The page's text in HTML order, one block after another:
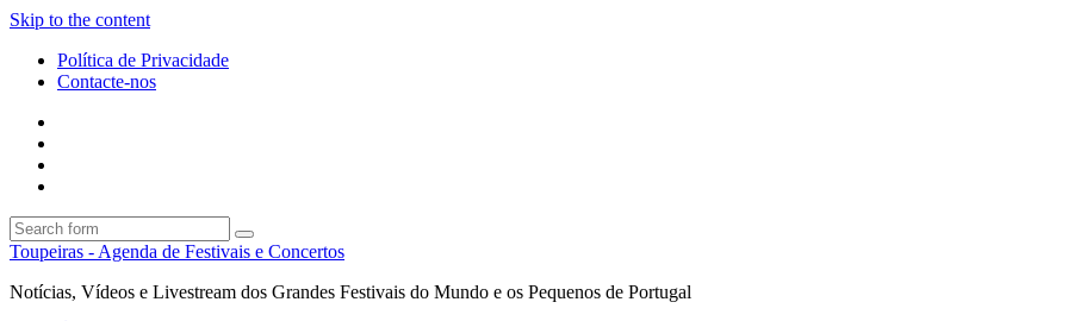
Skip to the content
Política de Privacidade
Contacte-nos
Search
Toupeiras - Agenda de Festivais e Concertos
Notícias, Vídeos e Livestream dos Grandes Festivais do Mundo e os Pequenos de Portugal